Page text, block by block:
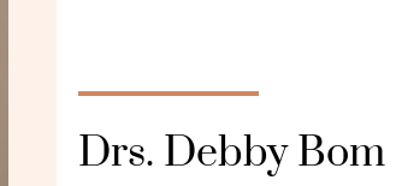
Drs. Debby Bom